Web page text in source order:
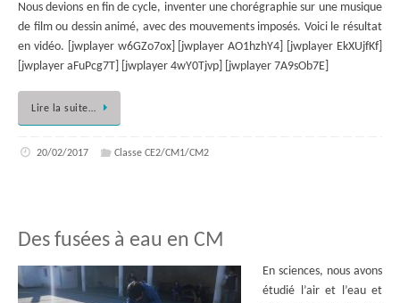
Nous devions en fin de cycle, inventer une chorégraphie sur une musique
de film ou dessin animé, avec des mouvements imposés. Voici le résultat
en vidéo. [jwplayer w6GZo7ox] [jwplayer AO1hzhY4] [jwplayer EkXUjfKf]
[jwplayer aFuPcg7T] [jwplayer 4wY0Tjvp] [jwplayer 7A9sOb7E]
Lire la suite…
20/02/2017 Classe CE2/CM1/CM2
Des fusées à eau en CM
En sciences, nous avons
étudié l’air et l’eau et